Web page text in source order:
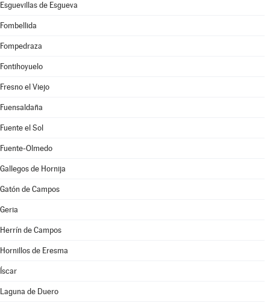
Esguevillas de Esgueva
Fombellida
Fompedraza
Fontihoyuelo
Fresno el Viejo
Fuensaldaña
Fuente el Sol
Fuente-Olmedo
Gallegos de Hornija
Gatón de Campos
Geria
Herrín de Campos
Hornillos de Eresma
Íscar
Laguna de Duero